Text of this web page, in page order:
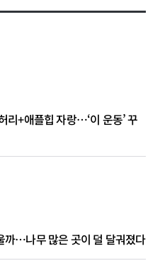
리+애플힙 자랑…‘이 운동’ 꾸
까…나무 많은 곳이 덜 달궈졌다